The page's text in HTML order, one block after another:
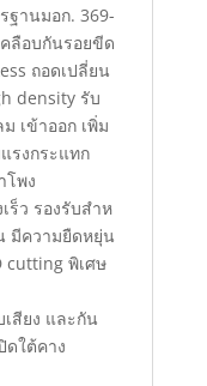
ฐานมอก. 369-
คลือบกันรอยขีด
ถอดเปลี่ยน
density รับ
เข้าออก เพิ่ม
รงกระแทก
โพง
ร็ว รองรับสําห
มีความยืดหยุ่น
พิเศษ
สียง และกัน
ใต้คาง